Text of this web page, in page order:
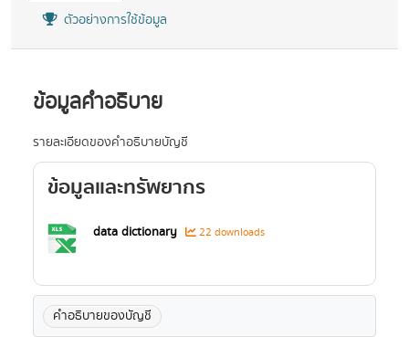
ตัวอย่างการใช้ข้อมูล
ข้อมูลคำอธิบาย
รายละเอียดของคำอธิบายบัญชี
ข้อมูลและทรัพยากร
data dictionary 22 downloads
คำอธิบายของบัญชี